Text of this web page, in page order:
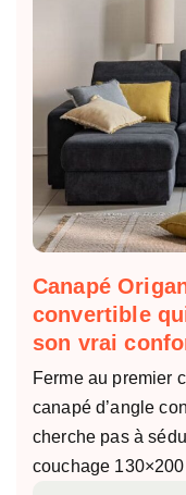
Canapé
convertible
son vrai
Ferme au premier
canapé d’angle
cherche pas à
couchage